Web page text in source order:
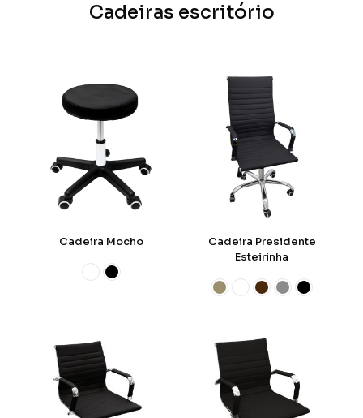
Cadeiras escritório
Cadeira Mocho
Cadeira Presidente
Esteirinha